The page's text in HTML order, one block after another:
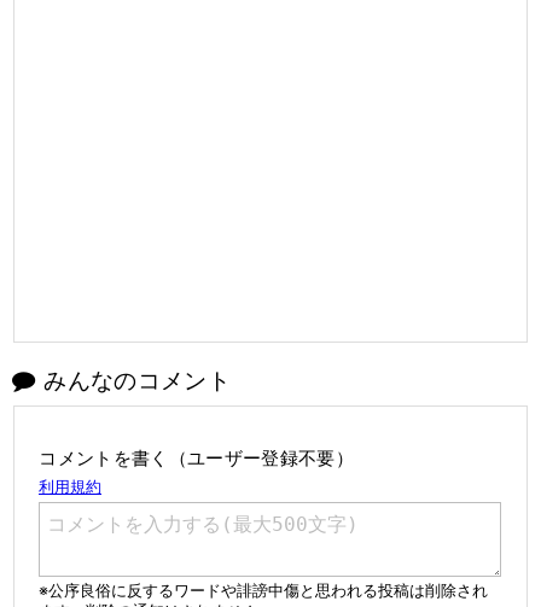
みんなのコメント
コメントを書く（ユーザー登録不要）